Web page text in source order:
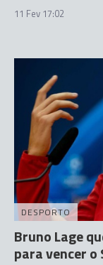
11 Fev 17:02
DESPORTO
Bruno Lage
para vencer o